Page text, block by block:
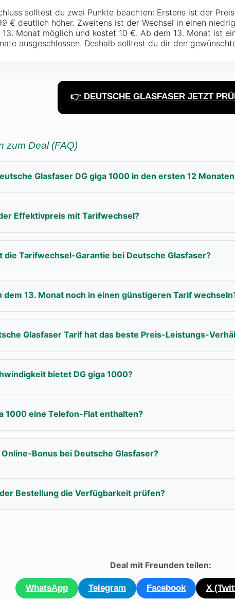
solltest du zwei Punkte beachten: Erstens ist der
€ deutlich höher. Zweitens ist der Wechsel in einen
13. Monat möglich und kostet 10 €. Ab dem 13. Monat ist
ausgeschlossen. Deshalb solltest du dir den
👉 DEUTSCHE GLASFASER JETZT
zum Deal (FAQ)
Glasfaser DG giga 1000 in den ersten 12
Effektivpreis mit Tarifwechsel?
die Tarifwechsel-Garantie bei Deutsche Glasfaser?
dem 13. Monat noch in einen günstigeren Tarif
Glasfaser Tarif hat das beste Preis-Leistungs-
bietet DG giga 1000?
1000 eine Telefon-Flat enthalten?
Bonus bei Deutsche Glasfaser?
Bestellung die Verfügbarkeit prüfen?
Deal mit Freunden teilen:
WhatsApp Telegram Facebook X